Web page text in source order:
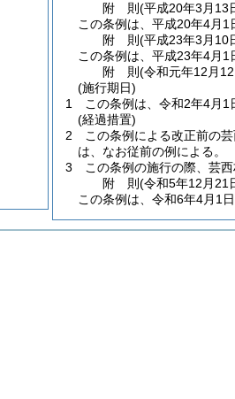
附 則(平成20年3月13
この条例は、平成20年4月1
附 則(平成23年3月10
この条例は、平成23年4月1
附 則(令和元年12月
(施行期日)
1
この条例は、令和2年4月1
(経過措置)
2
この条例による改正前の
は、なお従前の例による。
3
この条例の施行の際、芸
附 則(令和5年12月21
この条例は、令和6年4月1日